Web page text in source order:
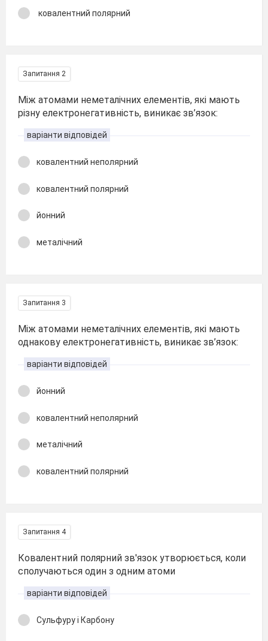
ковалентний полярний
Запитання 2
Між атомами неметалічних елементів, які мають
різну електронегативність, виникає зв’язок:
варіанти відповідей
ковалентний неполярний
ковалентний полярний
йонний
металічний
Запитання 3
Між атомами неметалічних елементів, які мають
однакову електронегативність, виникає зв’язок:
варіанти відповідей
йонний
ковалентний неполярний
металічний
ковалентний полярний
Запитання 4
Ковалентний полярний зв'язок утворюється, коли
сполучаються один з одним атоми
варіанти відповідей
Сульфуру і Карбону